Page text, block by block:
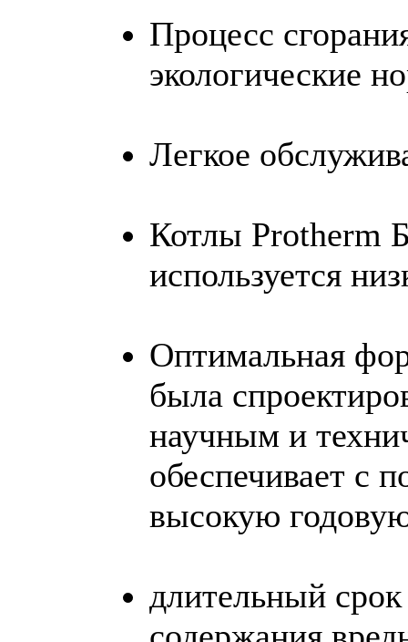
Процесс
экологические
Легкое
Котлы Protherm
используется
Оптимальная
была
научным и
обеспечивает с
высокую
длительный